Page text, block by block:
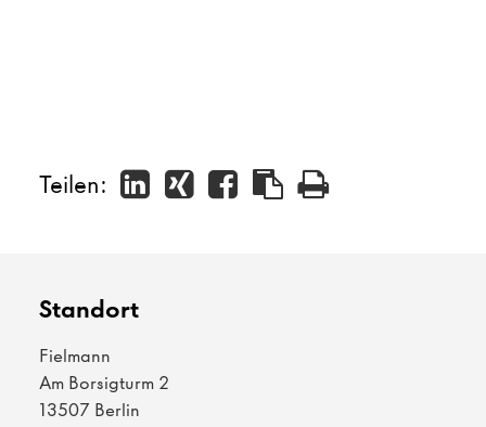
Teilen:
Standort
Fielmann
Am Borsigturm 2
13507 Berlin